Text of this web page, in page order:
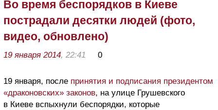
Во время беспорядков в Киеве
пострадали десятки людей (фото,
видео, обновлено)
19 января 2014, 22:41 0
19 января, после принятия и подписания президентом
«драконовских» законов, на улице Грушевского
в Киеве вспыхнули беспорядки, которые